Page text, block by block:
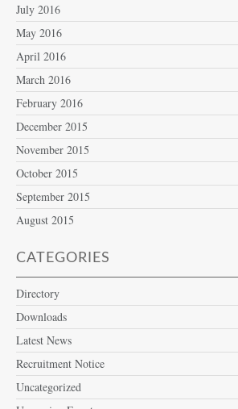
July 2016
May 2016
April 2016
March 2016
February 2016
December 2015
November 2015
October 2015
September 2015
August 2015
CATEGORIES
Directory
Downloads
Latest News
Recruitment Notice
Uncategorized